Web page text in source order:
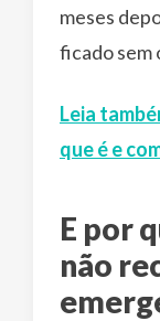
meses
ficado sem
Leia
que é e
E por
não